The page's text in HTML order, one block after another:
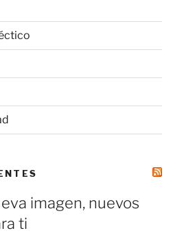
imagen, nuevos
ti